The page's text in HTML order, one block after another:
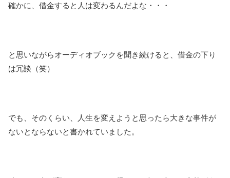
確かに、借金すると人は変わるんだよな・・・
と思いながらオーディオブックを聞き続けると、借金の下り
は冗談（笑）
でも、そのくらい、人生を変えようと思ったら大きな事件が
ないとならないと書かれていました。